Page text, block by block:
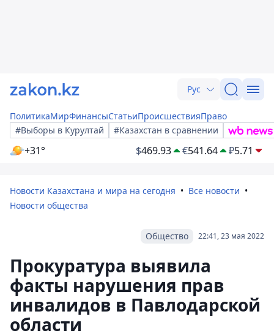
Рус
ПолитикаМирФинансыСтатьиПроисшествияПраво
#Выборы в Курултай
#Казахстан в сравнении
+31° $469.93 €541.64 ₽5.71
Новости Казахстана и мира на сегодня
Все новости
Новости общества
22:41, 23 мая 2022
Общество
Прокуратура выявила
факты нарушения прав
инвалидов в Павлодарской
области